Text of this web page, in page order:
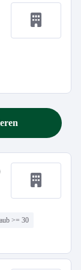
>= 30